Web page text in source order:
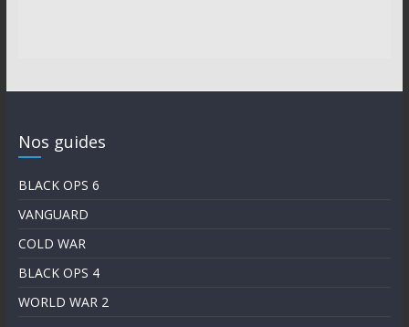
Nos guides
BLACK OPS 6
VANGUARD
COLD WAR
BLACK OPS 4
WORLD WAR 2